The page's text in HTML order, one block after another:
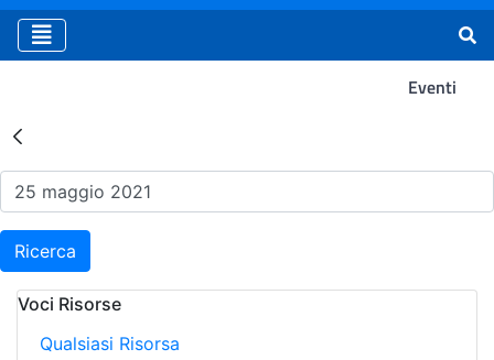
Eventi
Risultati della Ricerca -
Ricerca
Voci Risorse
Qualsiasi Risorsa